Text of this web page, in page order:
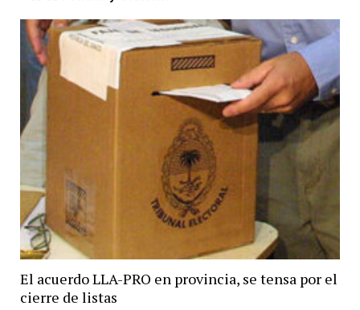
El acuerdo LLA-PRO en provincia, se tensa por el
cierre de listas